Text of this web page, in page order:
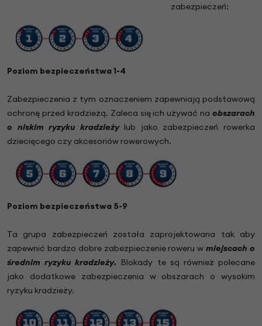
zabezpieczeń:
Poziom bezpieczeństwa 1-4
Zabezpieczenia z tym oznaczeniem zapewniają podstawową
ochronę przed kradzieżą. Zaleca się ich używać na obszarach
o niskim ryzyku kradzieżylub jako zabezpieczeń rowerka
dziecięcego czy akcesoriów rowerowych.
Poziom bezpieczeństwa 5-9
Ta grupa zabezpieczeń została zaprojektowana tak aby
zapewnić bardzo dobre zabezpieczenie roweru wmiejscach o
średnim ryzyku kradzieży. Blokady te są również polecane
jako dodatkowe zabezpieczenia w obszarach o wysokim
ryzyku kradzieży.